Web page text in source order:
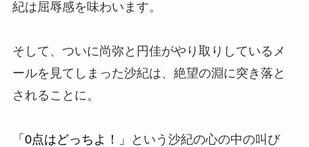
紀は屈辱感を味わいます。
そして、ついに尚弥と円佳がやり取りしているメ
ールを見てしまった沙紀は、絶望の淵に突き落と
されることに。
「0点はどっちよ！」
という沙紀の心の中の叫び